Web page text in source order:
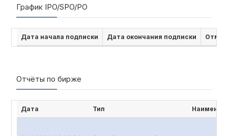
График IPO/SPO/PO
Дата начала подписки Дата окончания подписки
Отчёты по бирже
Дата Тип